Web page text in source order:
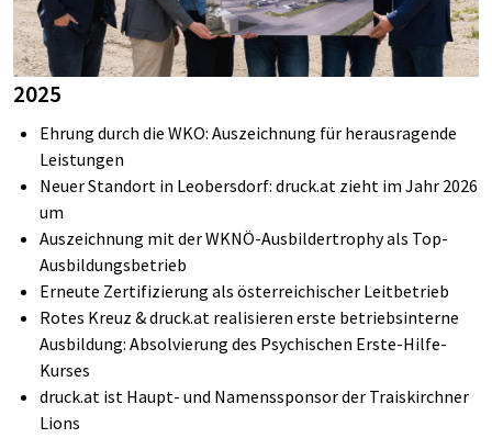
2025
Ehrung durch die WKO: Auszeichnung für herausragende
Leistungen
Neuer Standort in Leobersdorf: druck.at zieht im Jahr 2026
um
Auszeichnung mit der WKNÖ-Ausbildertrophy als Top-
Ausbildungsbetrieb
Erneute Zertifizierung als ös­ter­rei­chi­scher Leit­be­trieb
Rotes Kreuz &druck.at realisieren erste betriebsinterne
Ausbildung: Absolvierung des Psychischen Erste-Hilfe-
Kurses
druck.at ist Haupt- und Namenssponsor der Traiskirchner
Lions